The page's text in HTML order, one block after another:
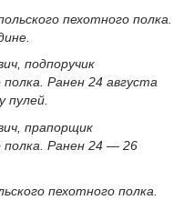
пехотного полка.
подпоручик
полка. Ранен 24 августа
пулей.
прапорщик
полка. Ранен 24 — 26
пехотного полка.